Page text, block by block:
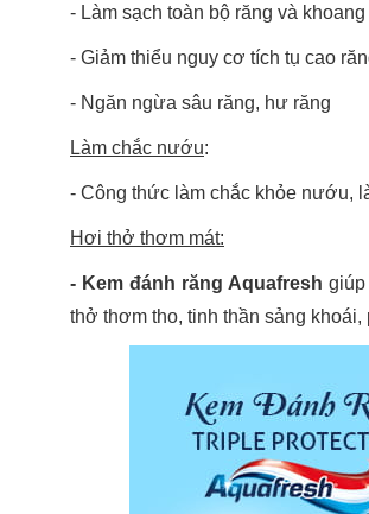
- Làm sạch toàn bộ răng và
- Giảm thiểu nguy cơ tích tụ cao
- Ngăn ngừa sâu răng, hư răng
Làm chắc nướu:
- Công thức làm chắc khỏe nướu,
Hơi thở thơm mát:
- Kem đánh răng Aquafresh
thở thơm tho, tinh thần sảng khoái,